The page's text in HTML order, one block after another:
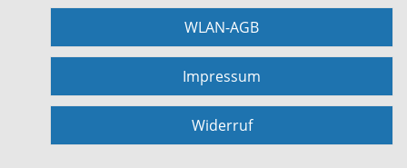
WLAN-AGB
Impressum
Widerruf